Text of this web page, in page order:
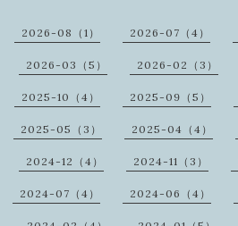
2026-08（1） 2026-07（4）
2026-03（5） 2026-02（3）
2025-10（4） 2025-09（5）
2025-05（3） 2025-04（4）
2024-12（4） 2024-11（3）
2024-07（4） 2024-06（4）